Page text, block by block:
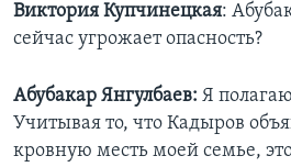
Виктория Купчинецкая:
сейчас угрожает опасность?
Абубакар Янгулбаев: Я
Учитывая то, что Кадыров
кровную месть моей семье,